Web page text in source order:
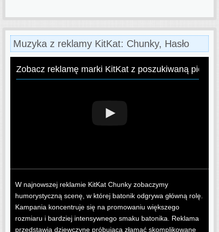
Muzyka z reklamy KitKat: Chunky, Hasło
Zobacz reklamę marki KitKat z poszukiwaną
W najnowszej reklamie KitKat Chunky zobaczymy
humorystyczną scenę, w której batonik odgrywa główną rolę.
Kampania koncentruje się na promowaniu większego
rozmiaru i bardziej intensywnego smaku batonika. Reklama
przedstawia dziewczynę próbującą złamać skomplikowane